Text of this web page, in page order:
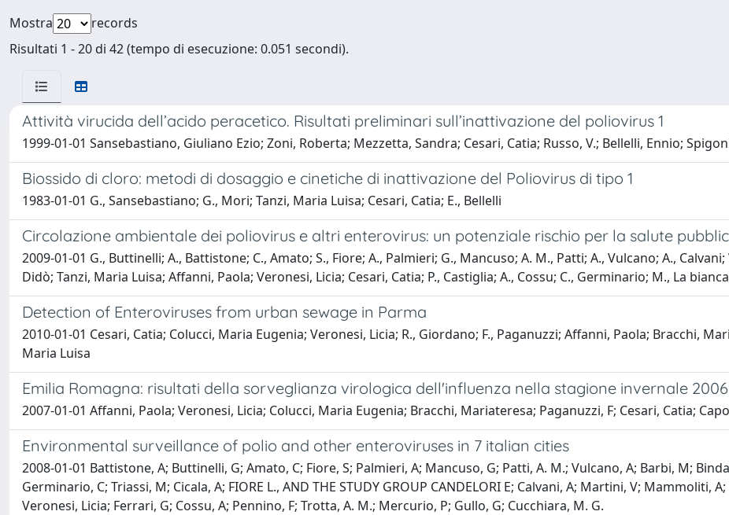
Mostra
records
Risultati 1 - 20 di 42 (tempo di esecuzione: 0.051 secondi).
Attività virucida dell’acido peracetico. Risultati preliminari sull’inattivazione del poliovirus 1
1999-01-01 Sansebastiano, Giuliano Ezio; Zoni, Roberta; Mezzetta, Sandra; Cesari, Catia; Russo, V.; Bellelli, Ennio;
Biossido di cloro: metodi di dosaggio e cinetiche di inattivazione del Poliovirus di tipo 1
1983-01-01 G., Sansebastiano; G., Mori; Tanzi, Maria Luisa; Cesari, Catia; E., Bellelli
Circolazione ambientale dei poliovirus e altri enterovirus: un potenziale rischio per la salute
2009-01-01 G., Buttinelli; A., Battistone; C., Amato; S., Fiore; A., Palmieri; G., Mancuso; A. M., Patti; A., Vulcano; A.,
Didò; Tanzi, Maria Luisa; Affanni, Paola; Veronesi, Licia; Cesari, Catia; P., Castiglia; A., Cossu; C., Germinario; M., La
Detection of Enteroviruses from urban sewage in Parma
2010-01-01 Cesari, Catia; Colucci, Maria Eugenia; Veronesi, Licia; R., Giordano; F., Paganuzzi; Affanni, Paola; Bracchi,
Maria Luisa
Emilia Romagna: risultati della sorveglianza virologica dell'influenza nella stagione invernale
2007-01-01 Affanni, Paola; Veronesi, Licia; Colucci, Maria Eugenia; Bracchi, Mariateresa; Paganuzzi, F; Cesari, Catia;
Environmental surveillance of polio and other enteroviruses in 7 italian cities
2008-01-01 Battistone, A; Buttinelli, G; Amato, C; Fiore, S; Palmieri, A; Mancuso, G; Patti, A. M.; Vulcano, A; Barbi, M;
Germinario, C; Triassi, M; Cicala, A; FIORE L., AND THE STUDY GROUP CANDELORI E; Calvani, A; Martini, V; Mammoliti,
Veronesi, Licia; Ferrari, G; Cossu, A; Pennino, F; Trotta, A. M.; Mercurio, P; Gullo, G; Cucchiara, M. G.